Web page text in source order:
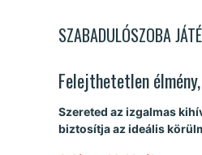
SZABADULÓSZOBA
Felejthetetlen
Szereted az izgalmas
biztosítja az ideális